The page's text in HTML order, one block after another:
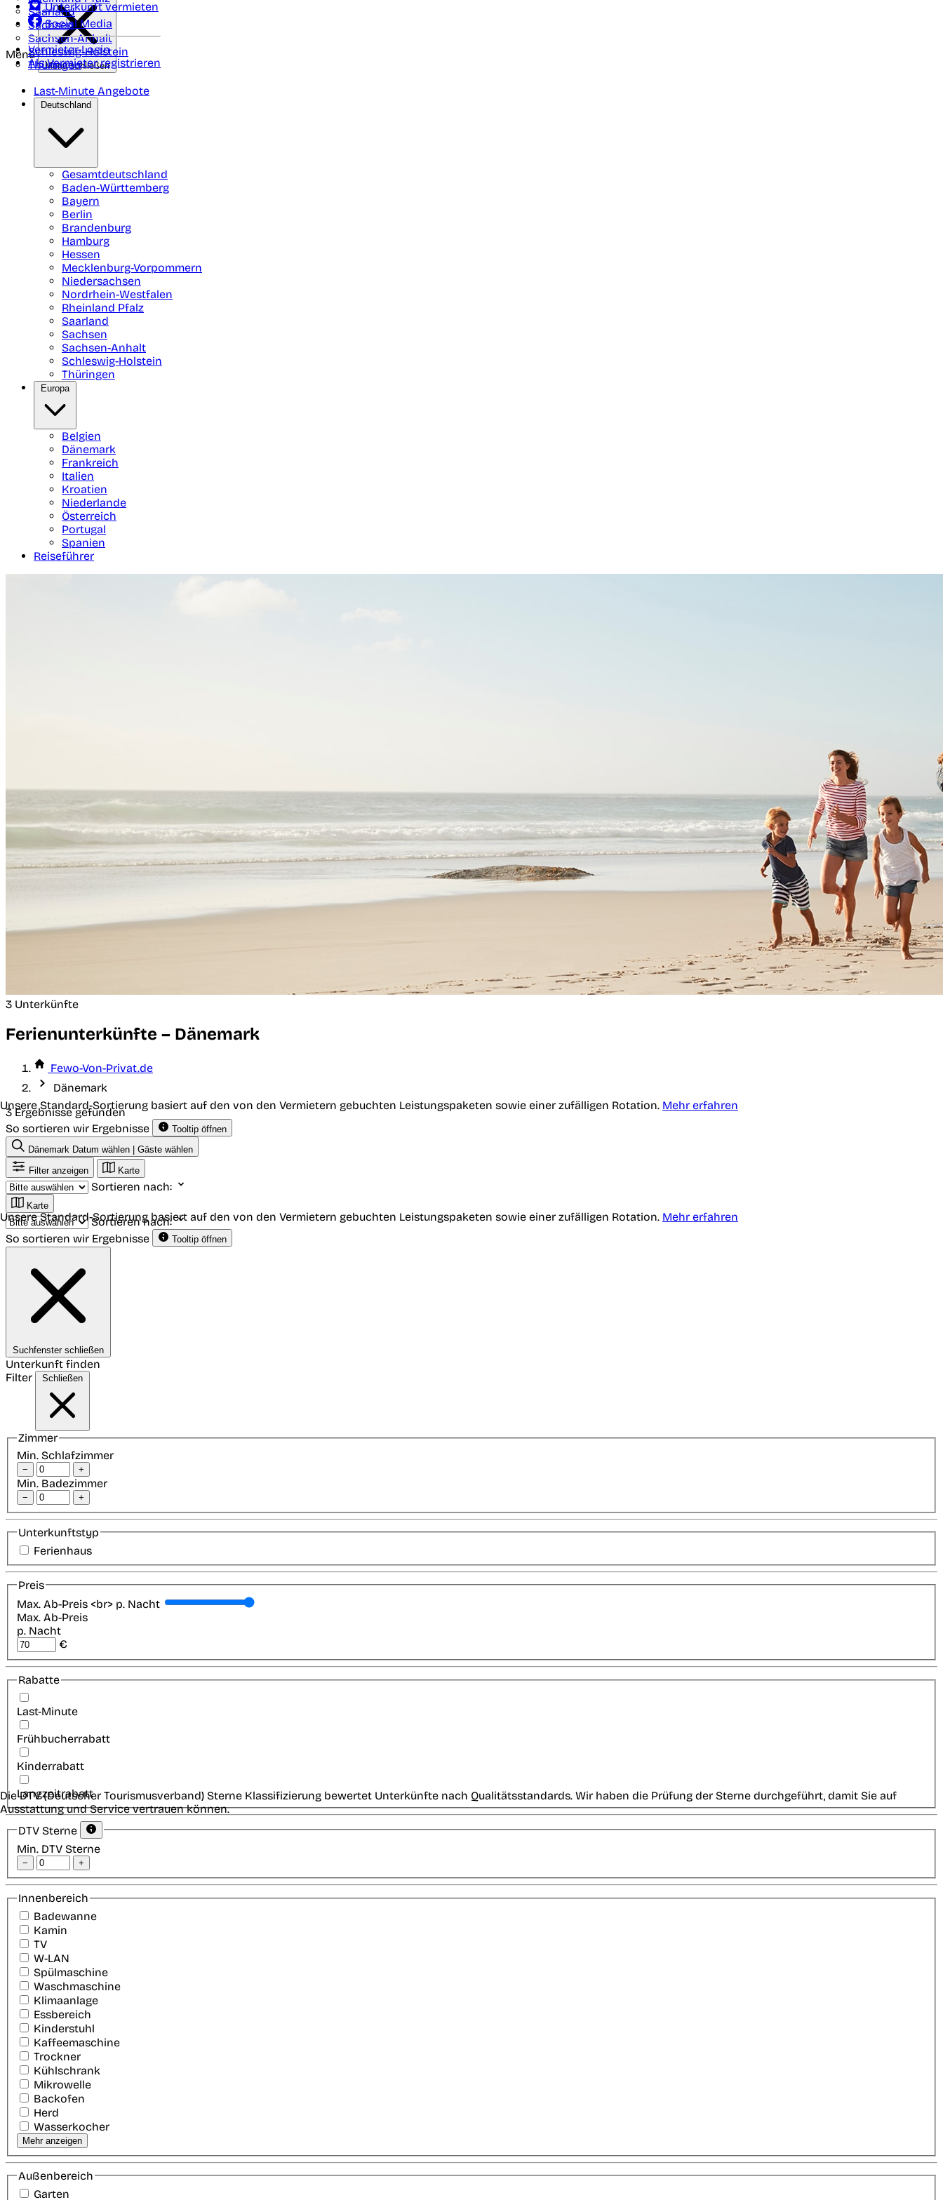
Saarland
Sachsen
Sachsen-Anhalt
Schleswig-Holstein
Thüringen
Unterkunft vermieten
Social Media
Vermieter-Login
Als Vermieter registrieren
Menü
Menü schließen
Last-Minute Angebote
Deutschland
Gesamtdeutschland
Baden-Württemberg
Bayern
Berlin
Brandenburg
Hamburg
Hessen
Mecklenburg-Vorpommern
Niedersachsen
Nordrhein-Westfalen
Rheinland Pfalz
Saarland
Sachsen
Sachsen-Anhalt
Schleswig-Holstein
Thüringen
Europa
Belgien
Dänemark
Frankreich
Italien
Kroatien
Niederlande
Österreich
Portugal
Spanien
Reiseführer
3 Unterkünfte
Ferienunterkünfte – Dänemark
Fewo-Von-Privat.de
Dänemark
3 Ergebnisse gefunden
So sortieren wir Ergebnisse
Tooltip öffnen
Unsere Standard-Sortierung basiert auf den von den Vermietern gebuchten Leistungspaketen sowie einer zufälligen Rotation. Mehr erfahren
Dänemark Datum wählen | Gäste wählen
Filter anzeigen
Karte
Sortieren nach:
Karte
Sortieren nach:
So sortieren wir Ergebnisse
Tooltip öffnen
Unsere Standard-Sortierung basiert auf den von den Vermietern gebuchten Leistungspaketen sowie einer zufälligen Rotation. Mehr erfahren
Suchfenster schließen
Unterkunft finden
Filter
Schließen
Zimmer
Min. Schlafzimmer
− +
Min. Badezimmer
− +
Unterkunftstyp
Ferienhaus
Preis
Max. Ab-Preis <br> p. Nacht
Max. Ab-Preis
p. Nacht
€
Rabatte
Last-Minute
Frühbucherrabatt
Kinderrabatt
Langzeitrabatt
DTV Sterne
Min. DTV Sterne
− +
Die DTV (Deutscher Tourismusverband) Sterne Klassifizierung bewertet Unterkünfte nach Qualitätsstandards. Wir haben die Prüfung der Sterne durchgeführt, damit Sie auf
Ausstattung und Service vertrauen können.
Innenbereich
Badewanne
Kamin
TV
W-LAN
Spülmaschine
Waschmaschine
Klimaanlage
Essbereich
Kinderstuhl
Kaffeemaschine
Trockner
Kühlschrank
Mikrowelle
Backofen
Herd
Wasserkocher
Mehr anzeigen
Außenbereich
Garten